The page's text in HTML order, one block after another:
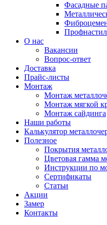
Фасадные
Профнастил
О нас
Вакансии
Вопрос-ответ
Доставка
Прайс-листы
Монтаж
Монтаж
Монтаж мягкой
Монтаж сайдинга
Наши работы
Калькулятор
Полезное
Покрытия
Цветовая гамма
Инструкции по
Сертификаты
Статьи
Акции
Замер
Контакты